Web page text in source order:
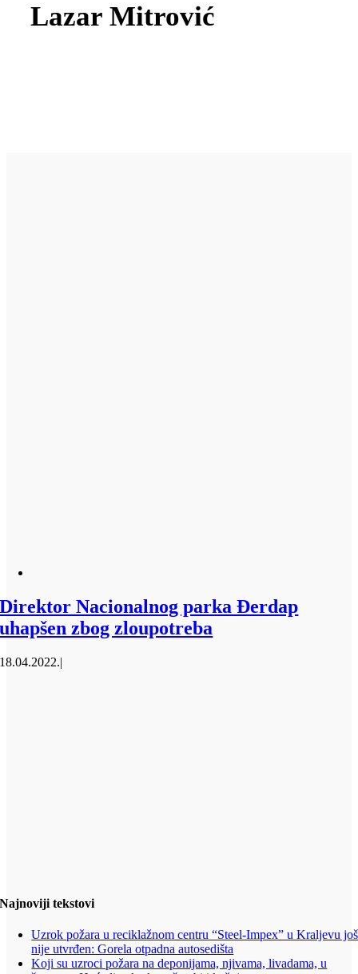
Lazar Mitrović
Direktor Nacionalnog parka Đerdap
uhapšen zbog zloupotreba
18.04.2022.|
Najnoviji tekstovi
Uzrok požara u reciklažnom centru “Steel-Impex” u Kraljevu još
nije utvrđen: Gorela otpadna autosedišta
Koji su uzroci požara na deponijama, njivama, livadama, u